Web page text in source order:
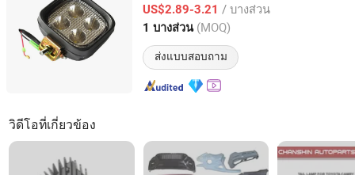
US$2.89-3.21 / บางส่วน
1 บางส่วน (MOQ)
ส่งแบบสอบถาม
Shanghai, China อัตราจาก 2014
วิดีโอที่เกี่ยวข้อง